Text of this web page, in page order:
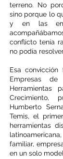
terreno. No
sino porque lo
y en las
conflicto tenía
no podía
Esa
Empresas de
Herramientas
Crecimiento,
Humberto
Temis, el
herramientas
familiar,
en un solo